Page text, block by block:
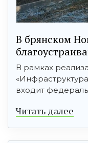
В брянском
В рамках
входит
Читать далее